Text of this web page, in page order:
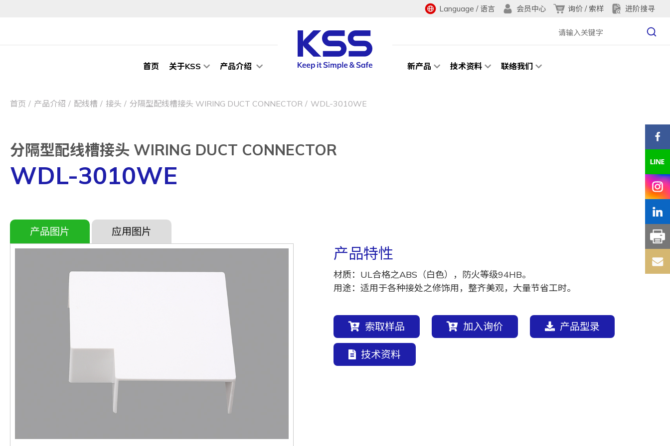
Language / 语言 会员中心 询价 / 索样 进阶搜寻
首页 关于KSS 产品介绍 新产品 技术资料 联络我们
首页 产品介绍 配线槽 接头 分隔型配线槽接头 WIRING DUCT CONNECTOR WDL-3010WE
分隔型配线槽接头 WIRING DUCT CONNECTOR
WDL-3010WE
产品图片 应用图片
产品特性
材质：UL合格之ABS（白色），防火等级94HB。
用途：适用于各种接处之修饰用，整齐美观，大量节省工时。
索取样品 加入询价 产品型录
技术资料